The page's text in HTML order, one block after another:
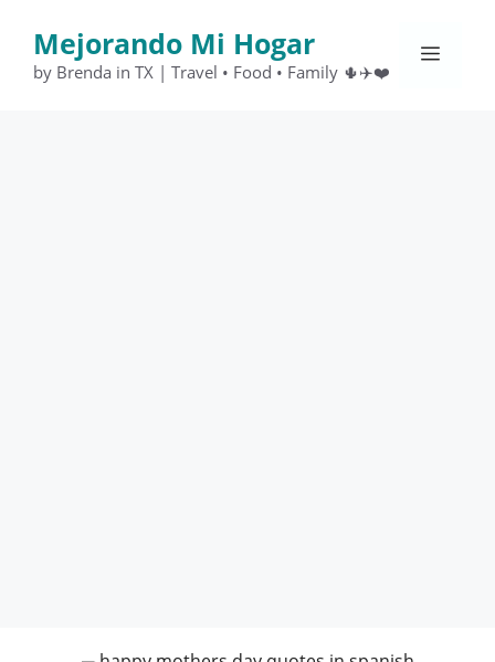
contenido
Mejorando Mi Hogar
by Brenda in TX | Travel • Food • Family 🌵✈️❤️
Menú